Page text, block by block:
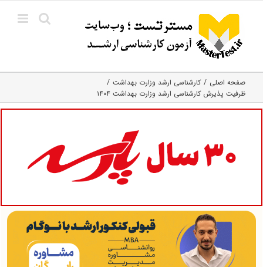
content
صفحه اصلی
کارشناسی ارشد وزارت بهداشت
ظرفیت پذیرش کارشناسی ارشد وزارت بهداشت ۱۴۰۴